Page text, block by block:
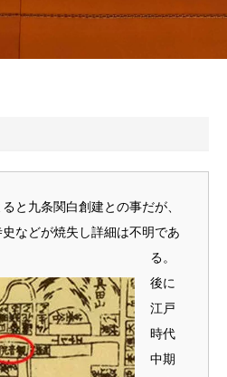
と九条関白創建との事だが、
などが焼失し詳細は不明であ
る。
後に
江戸
時代
中期